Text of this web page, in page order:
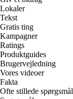
Lokaler
Tekst
Gratis ting
Kampagner
Ratings
Produktguides
Brugervejledning
Vores videoer
Fakta
Ofte stillede spørgsmål